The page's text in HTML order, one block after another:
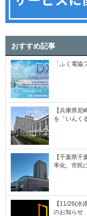
おすすめ記事
「ふく電協
【兵庫県尼
を「いんく
【千葉県千
率化、市民
【11/26(水
のお知らせ